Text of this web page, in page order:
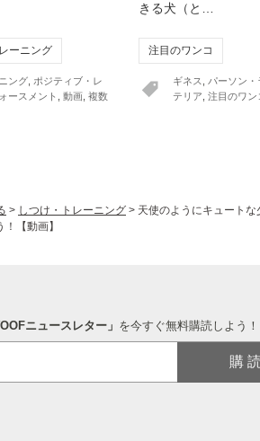
ーニング
ング, ポジティブ・レ
ースメント
動画, 複数
きる犬（と…
注目のワンコ
ギネス
パーソン・
テリア 注目のワン
> しつけ・トレーニング > 天使のようにキュートな
【動画】
ニュースレター」 を今すぐ無料購読しよう！